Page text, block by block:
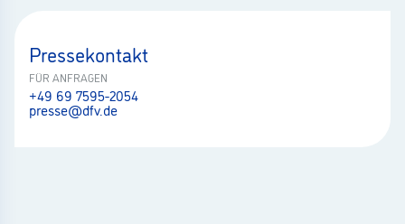
Pressekontakt
FÜR ANFRAGEN
+49 69 7595-2054
presse@dfv.de